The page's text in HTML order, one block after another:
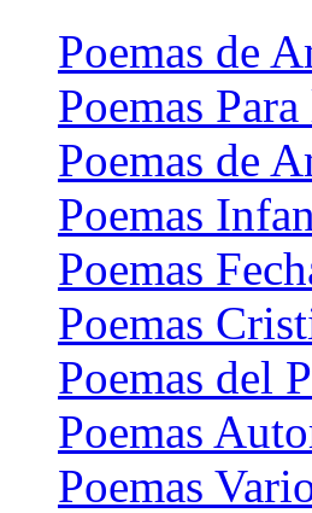
Poemas de
Poemas
Poemas de
Poemas
Poemas
Poemas
Poemas del
Poemas
Poemas